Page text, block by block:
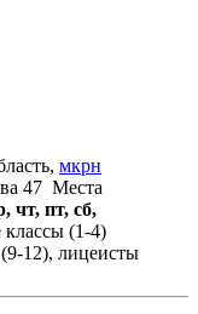
мкрн
47 Места
чт, пт, сб,
(1-4)
12), лицеисты